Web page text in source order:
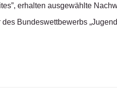
erhalten ausgewählte
Bundeswettbewerbs